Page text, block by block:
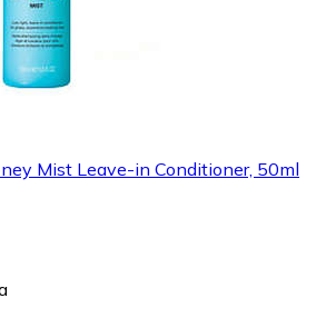
Mist Leave-in Conditioner, 50ml